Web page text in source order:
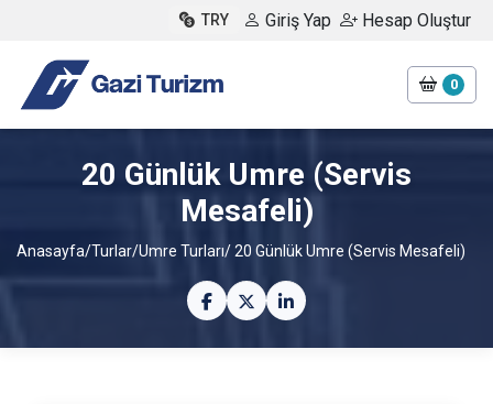
TRY Giriş Yap Hesap Oluştur
0
20 Günlük Umre (Servis
Mesafeli)
Anasayfa/Turlar/Umre Turları/ 20 Günlük Umre (Servis Mesafeli)